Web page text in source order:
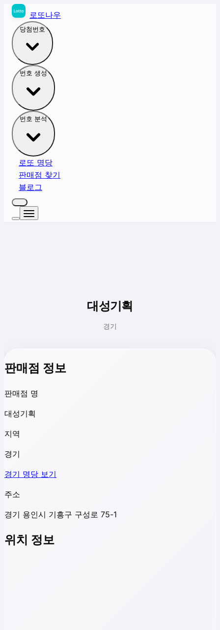
로또나우
당첨번호
번호 생성
번호 분석
로또 명당
판매점 찾기
블로그
대성기획
경기
판매점 정보
판매점 명
대성기획
지역
경기
경기 명당 보기
주소
경기 용인시 기흥구 구성로 75-1
위치 정보